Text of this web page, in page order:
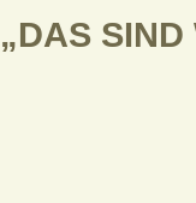
„DAS SIND